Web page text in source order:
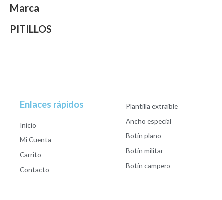
Marca
PITILLOS
Enlaces rápidos
Inicio
Mi Cuenta
Carrito
Contacto
Plantilla extraible
Ancho especial
Botín plano
Botín militar
Botín campero